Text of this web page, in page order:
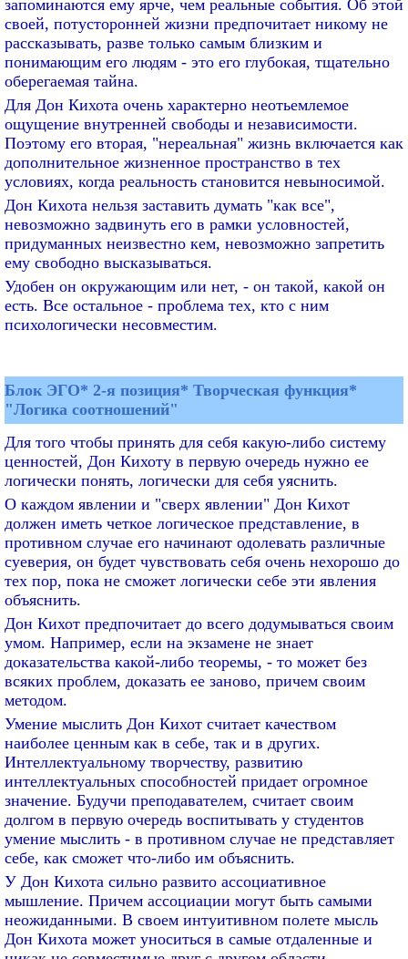
запоминаются ему ярче, чем реальные события. Об этой
своей, потусторонней жизни предпочитает никому не
рассказывать, разве только самым близким и
понимающим его людям - это его глубокая, тщательно
оберегаемая тайна.
Для Дон Кихота очень характерно неотьемлемое
ощущение внутренней свободы и независимости.
Поэтому его вторая, "нереальная" жизнь включается как
дополнительное жизненное пространство в тех
условиях, когда реальность становится невыносимой.
Дон Кихота нельзя заставить думать "как все",
невозможно задвинуть его в рамки условностей,
придуманных неизвестно кем, невозможно запретить
ему свободно высказываться.
Удобен он окружающим или нет, - он такой, какой он
есть. Все остальное - проблема тех, кто с ним
психологически несовместим.
Блок ЭГО* 2-я позиция* Творческая функция*
"Логика соотношений"
Для того чтобы принять для себя какую-либо систему
ценностей, Дон Кихоту в первую очередь нужно ее
логически понять, логически для себя уяснить.
О каждом явлении и "сверх явлении" Дон Кихот
должен иметь четкое логическое представление, в
противном случае его начинают одолевать различные
суеверия, он будет чувствовать себя очень нехорошо до
тех пор, пока не сможет логически себе эти явления
объяснить.
Дон Кихот предпочитает до всего додумываться своим
умом. Например, если на экзамене не знает
доказательства какой-либо теоремы, - то может без
всяких проблем, доказать ее заново, причем своим
методом.
Умение мыслить Дон Кихот считает качеством
наиболее ценным как в себе, так и в других.
Интеллектуальному творчеству, развитию
интеллектуальных способностей придает огромное
значение. Будучи преподавателем, считает своим
долгом в первую очередь воспитывать у студентов
умение мыслить - в противном случае не представляет
себе, как сможет что-либо им объяснить.
У Дон Кихота сильно развито ассоциативное
мышление. Причем ассоциации могут быть самыми
неожиданными. В своем интуитивном полете мысль
Дон Кихота может уноситься в самые отдаленные и